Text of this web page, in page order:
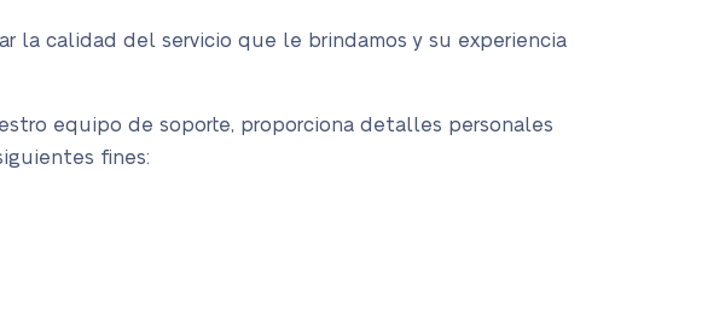
la calidad del servicio que le brindamos y su experiencia
equipo de soporte, proporciona detalles personales
fines: